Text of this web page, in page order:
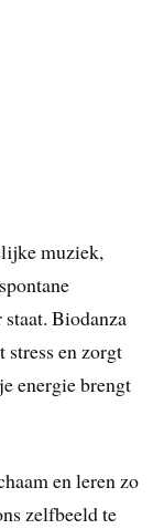
muziek,
Biodanza
stress en zorgt
energie brengt
en leren zo
zelfbeeld te